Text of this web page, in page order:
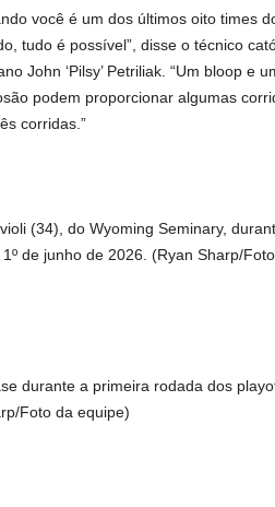
você é um dos últimos oito times
tudo é possível”, disse o técnico
John ‘Pilsy’ Petriliak. “Um bloop e
podem proporcionar algumas
corridas.”
(34), do Wyoming Seminary,
de junho de 2026. (Ryan Sharp/
durante a primeira rodada dos
Foto da equipe)